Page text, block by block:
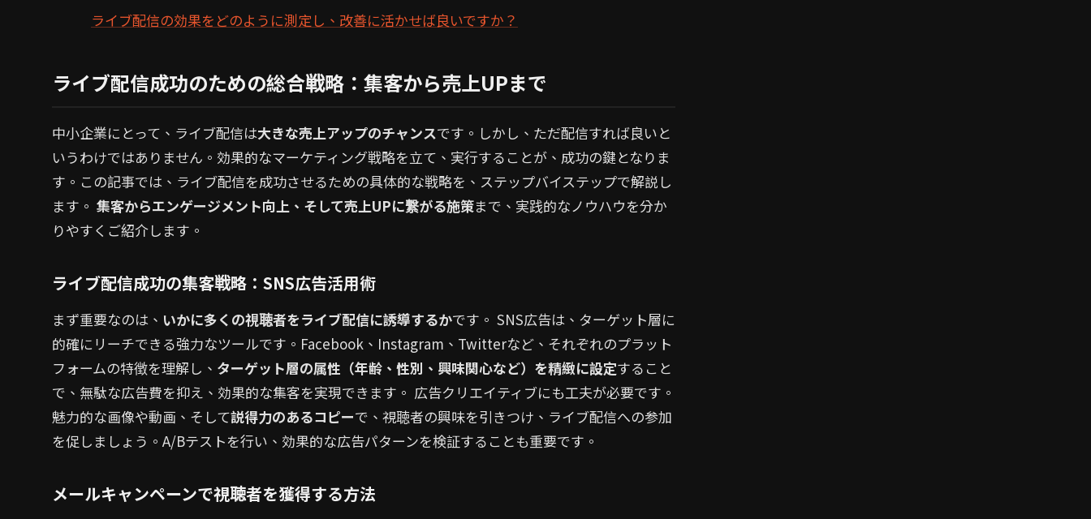
ライブ配信の効果をどのように測定し、改善に活かせば良いですか？
ライブ配信成功のための総合戦略：集客から売上UPまで
中小企業にとって、ライブ配信は大きな売上アップのチャンスです。しかし、ただ配信すれば良いと
いうわけではありません。効果的なマーケティング戦略を立て、実行することが、成功の鍵となりま
す。この記事では、ライブ配信を成功させるための具体的な戦略を、ステップバイステップで解説し
ます。 集客からエンゲージメント向上、そして売上UPに繋がる施策まで、実践的なノウハウを分か
りやすくご紹介します。
ライブ配信成功の集客戦略：SNS広告活用術
まず重要なのは、 いかに多くの視聴者をライブ配信に誘導するかです。 SNS広告は、ターゲット層に
的確にリーチできる強力なツールです。Facebook、Instagram、Twitterなど、それぞれのプラット
フォームの特徴を理解し、 ターゲット層の属性（年齢、性別、興味関心など）を精緻に設定すること
で、無駄な広告費を抑え、効果的な集客を実現できます。 広告クリエイティブにも工夫が必要です。
魅力的な画像や動画、そして説得力のあるコピーで、視聴者の興味を引きつけ、ライブ配信への参加
を促しましょう。A/Bテストを行い、効果的な広告パターンを検証することも重要です。
メールキャンペーンで視聴者を獲得する方法